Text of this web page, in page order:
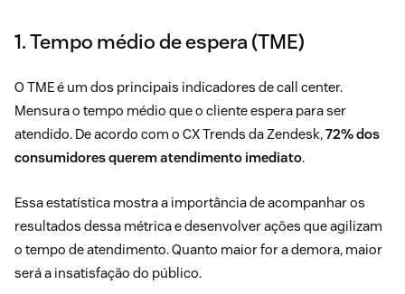
1. Tempo médio de espera (TME)
O TME é um dos principais indicadores de call center.
Mensura o tempo médio que o cliente espera para ser
atendido. De acordo com o CX Trends da Zendesk,72% dos
consumidores querem atendimento imediato.
Essa estatística mostra a importância de acompanhar os
resultados dessa métrica e desenvolver ações que agilizam
o tempo de atendimento. Quanto maior for a demora, maior
será a insatisfação do público.